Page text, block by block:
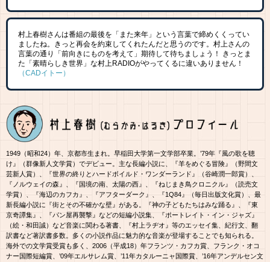
村上春樹さんは番組の最後を「また来年」という言葉で締めくくってい
ましたね。きっと再会を約束してくれたんだと思うのです。村上さんの
言葉の通り「前向きにものを考えて」期待して待ちましょう！ きっとま
た「素晴らしき世界」な村上RADIOがやってくるに違いありません！
（CADイトー）
1949（昭和24）年、京都市生まれ。早稲田大学第一文学部卒業。’79年『風の歌を聴
け』（群像新人文学賞）でデビュー。主な長編小説に、『羊をめぐる冒険』（野間文
芸新人賞）、『世界の終りとハードボイルド・ワンダーランド』（谷崎潤一郎賞）、
『ノルウェイの森』、『国境の南、太陽の西』、『ねじまき鳥クロニクル』（読売文
学賞）、『海辺のカフカ』、『アフターダーク』、『1Q84』（毎日出版文化賞）、最
新長編小説に『街とその不確かな壁』がある。『神の子どもたちはみな踊る』、『東
京奇譚集』、『パン屋再襲撃』などの短編小説集、『ポートレイト・イン・ジャズ』
（絵・和田誠）など音楽に関わる著書、『村上ラヂオ』等のエッセイ集、紀行文、翻
訳書など著訳書多数。多くの小説作品に魅力的な音楽が登場することでも知られる。
海外での文学賞受賞も多く、2006（平成18）年フランツ・カフカ賞、フランク・オコ
ナー国際短編賞、’09年エルサレム賞、’11年カタルーニャ国際賞、’16年アンデルセン文